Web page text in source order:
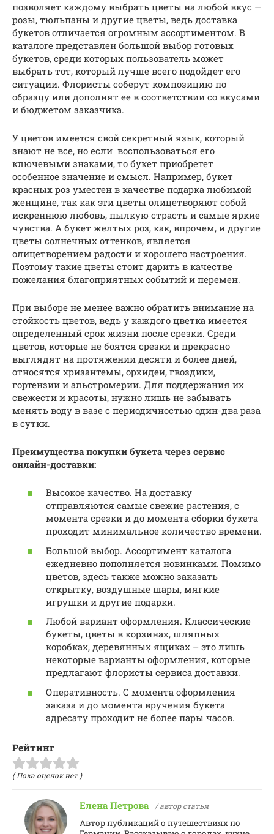
позволяет каждому выбрать цветы на любой вкус —
розы, тюльпаны и другие цветы, ведь доставка
букетов отличается огромным ассортиментом. В
каталоге представлен большой выбор готовых
букетов, среди которых пользователь может
выбрать тот, который лучше всего подойдет его
ситуации. Флористы соберут композицию по
образцу или дополнят ее в соответствии со вкусами
и бюджетом заказчика.
У цветов имеется свой секретный язык, который
знают не все, но если воспользоваться его
ключевыми знаками, то букет приобретет
особенное значение и смысл. Например, букет
красных роз уместен в качестве подарка любимой
женщине, так как эти цветы олицетворяют собой
искреннюю любовь, пылкую страсть и самые яркие
чувства. А букет желтых роз, как, впрочем, и другие
цветы солнечных оттенков, является
олицетворением радости и хорошего настроения.
Поэтому такие цветы стоит дарить в качестве
пожелания благоприятных событий и перемен.
При выборе не менее важно обратить внимание на
стойкость цветов, ведь у каждого цветка имеется
определенный срок жизни после срезки. Среди
цветов, которые не боятся срезки и прекрасно
выглядят на протяжении десяти и более дней,
относятся хризантемы, орхидеи, гвоздики,
гортензии и альстромерии. Для поддержания их
свежести и красоты, нужно лишь не забывать
менять воду в вазе с периодичностью один-два раза
в сутки.
Преимущества покупки букета через сервис
онлайн-доставки:
Высокое качество. На доставку
отправляются самые свежие растения, с
момента срезки и до момента сборки букета
проходит минимальное количество времени.
Большой выбор. Ассортимент каталога
ежедневно пополняется новинками. Помимо
цветов, здесь также можно заказать
открытку, воздушные шары, мягкие
игрушки и другие подарки.
Любой вариант оформления. Классические
букеты, цветы в корзинах, шляпных
коробках, деревянных ящиках – это лишь
некоторые варианты оформления, которые
предлагают флористы сервиса доставки.
Оперативность. С момента оформления
заказа и до момента вручения букета
адресату проходит не более пары часов.
Рейтинг
( Пока оценок нет )
Елена Петрова / автор статьи
Автор публикаций о путешествиях по